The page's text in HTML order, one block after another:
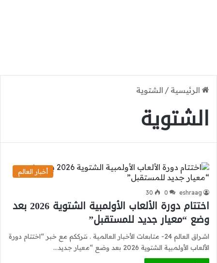
الرئيسية / الشتوية
الشتوية
أخبار العالم
eshraag
0
30
اختتام دورة الألعاب الأولمبية الشتوية 2026 بعد
وضع “معيار جديد للمستقبل”
اشراق العالم 24- متابعات الأخبار العالمية . نترككم مع خبر “اختتام دورة
الألعاب الأولمبية الشتوية 2026 بعد وضع “معيار جديد…